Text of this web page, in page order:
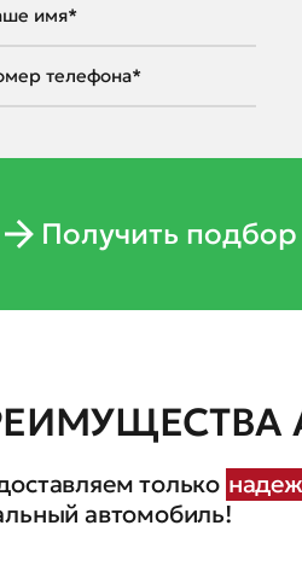
Получить подбор
только
автомобиль!